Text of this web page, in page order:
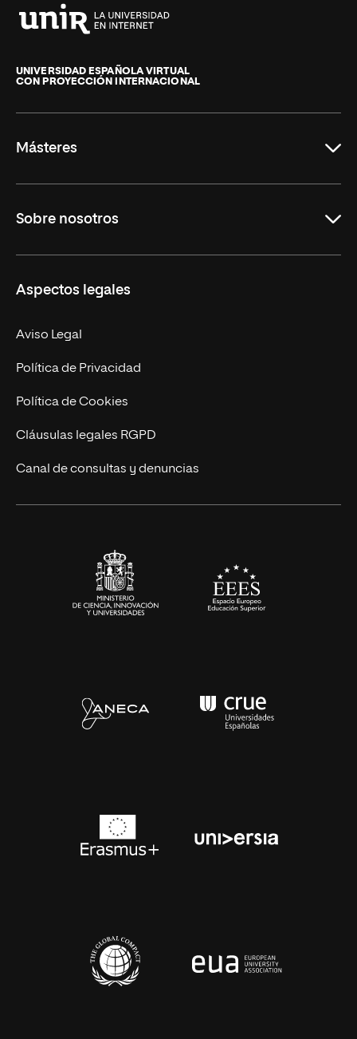
de
La
UNIVERSIDAD ESPAÑOLA VIRTUAL
CON PROYECCIÓN INTERNACIONAL
Másteres
Derecho
Empresa
MBA
Marketing y Comunicación
Ingeniería
Diseño
Ciencias de la Salud
Sobre nosotros
Nuestro Equipo
Contacto
Aspectos legales
Aviso Legal
Política de Privacidad
Política de Cookies
Cláusulas legales RGPD
Canal de consultas y denuncias